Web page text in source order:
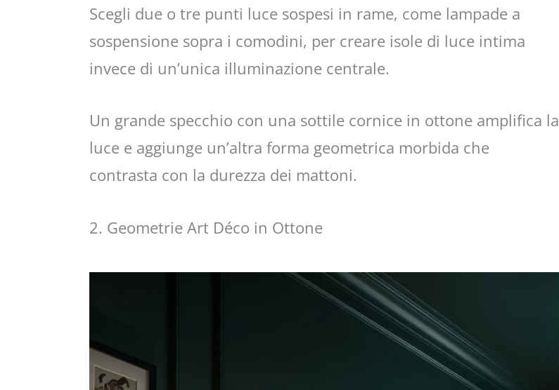
Scegli due o tre punti luce sospesi in rame, come lampade a
sospensione sopra i comodini, per creare isole di luce intima
invece di un’unica illuminazione centrale.
Un grande specchio con una sottile cornice in ottone amplifica la
luce e aggiunge un’altra forma geometrica morbida che
contrasta con la durezza dei mattoni.
2. Geometrie Art Déco in Ottone